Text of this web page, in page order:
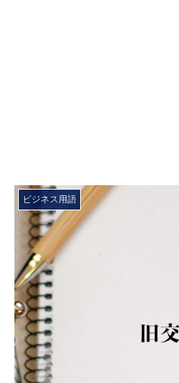
ビジネス用語